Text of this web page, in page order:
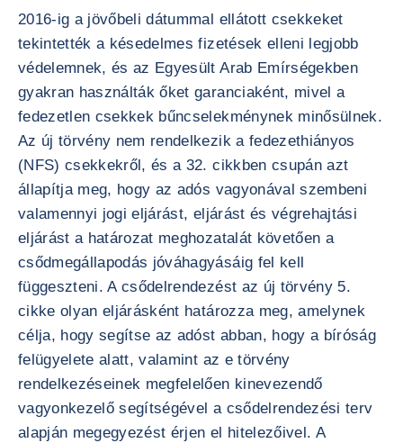
2016-ig a jövőbeli dátummal ellátott csekkeket
tekintették a késedelmes fizetések elleni legjobb
védelemnek, és az Egyesült Arab Emírségekben
gyakran használták őket garanciaként, mivel a
fedezetlen csekkek bűncselekménynek minősülnek.
Az új törvény nem rendelkezik a fedezethiányos
(NFS) csekkekről, és a 32. cikkben csupán azt
állapítja meg, hogy az adós vagyonával szembeni
valamennyi jogi eljárást, eljárást és végrehajtási
eljárást a határozat meghozatalát követően a
csődmegállapodás jóváhagyásáig fel kell
függeszteni. A csődelrendezést az új törvény 5.
cikke olyan eljárásként határozza meg, amelynek
célja, hogy segítse az adóst abban, hogy a bíróság
felügyelete alatt, valamint az e törvény
rendelkezéseinek megfelelően kinevezendő
vagyonkezelő segítségével a csődelrendezési terv
alapján megegyezést érjen el hitelezőivel. A